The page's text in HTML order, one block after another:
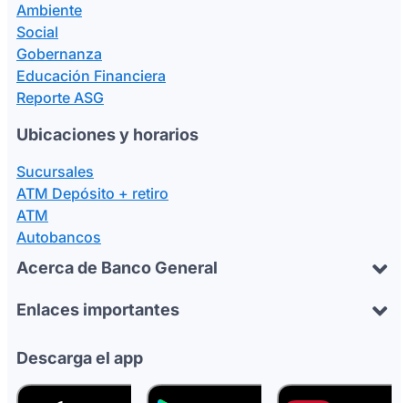
Ambiente
Social
Gobernanza
Educación Financiera
Reporte ASG
Ubicaciones y horarios
Sucursales
ATM Depósito + retiro
ATM
Autobancos
Acerca de Banco General
Enlaces importantes
Descarga el app